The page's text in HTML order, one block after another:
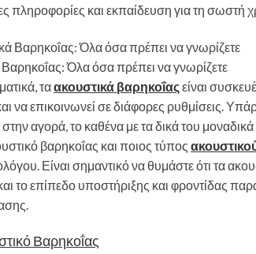
πληροφορίες και εκπαίδευση για τη σωστή
Όλα όσα πρέπει να γνωρίζετε
ταακουστικά βαρηκοΐαςείναι
να επικοινωνεί σε διάφορες ρυθμίσεις.
στην αγορά, το καθένα με τα δικά του
βαρηκοΐας και ποιος τύπος
Είναι σημαντικό να θυμάστε ότι τα
το επίπεδο υποστήριξης και φροντίδας
Βαρηκοΐας